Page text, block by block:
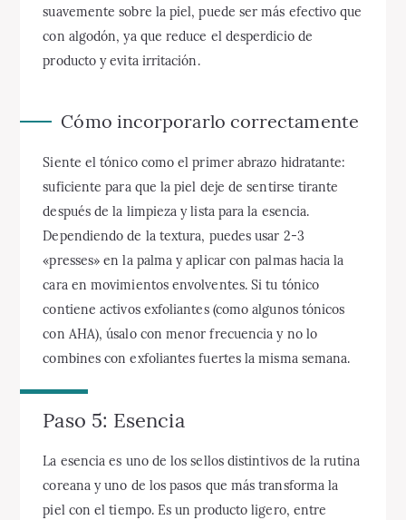
suavemente sobre la piel, puede ser más efectivo que
con algodón, ya que reduce el desperdicio de
producto y evita irritación.
Cómo incorporarlo correctamente
Siente el tónico como el primer abrazo hidratante:
suficiente para que la piel deje de sentirse tirante
después de la limpieza y lista para la esencia.
Dependiendo de la textura, puedes usar 2-3
«presses» en la palma y aplicar con palmas hacia la
cara en movimientos envolventes. Si tu tónico
contiene activos exfoliantes (como algunos tónicos
con AHA), úsalo con menor frecuencia y no lo
combines con exfoliantes fuertes la misma semana.
Paso 5: Esencia
La esencia es uno de los sellos distintivos de la rutina
coreana y uno de los pasos que más transforma la
piel con el tiempo. Es un producto ligero, entre